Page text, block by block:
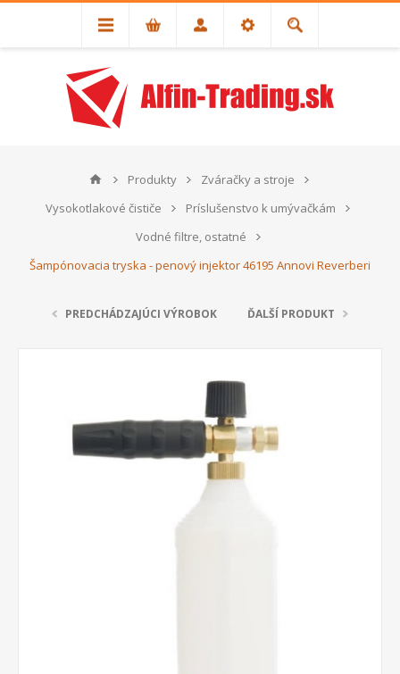
Produkty
Zváračky a stroje
Vysokotlakové čističe
Príslušenstvo k umývačkám
Vodné filtre, ostatné
Šampónovacia tryska - penový injektor 46195 Annovi Reverberi
PREDCHÁDZAJÚCI VÝROBOK ĎALŠÍ PRODUKT